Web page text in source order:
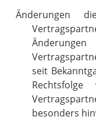
Änderungen
seit
besonders